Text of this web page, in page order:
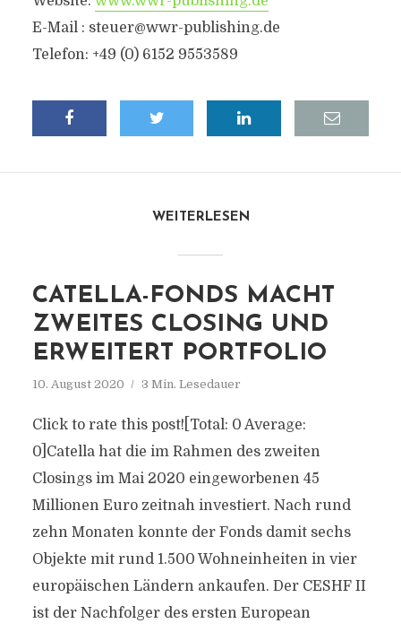
E-Mail : steuer@wwr-publishing.de
Telefon: +49 (0) 6152 9553589
WEITERLESEN
CATELLA-FONDS MACHT
ZWEITES CLOSING UND
ERWEITERT PORTFOLIO
10. August 2020 3 Min. Lesedauer
Click to rate this post![Total: 0 Average:
0]Catella hat die im Rahmen des zweiten
Closings im Mai 2020 eingeworbenen 45
Millionen Euro zeitnah investiert. Nach rund
zehn Monaten konnte der Fonds damit sechs
Objekte mit rund 1.500 Wohneinheiten in vier
europäischen Ländern ankaufen. Der CESHF II
ist der Nachfolger des ersten European